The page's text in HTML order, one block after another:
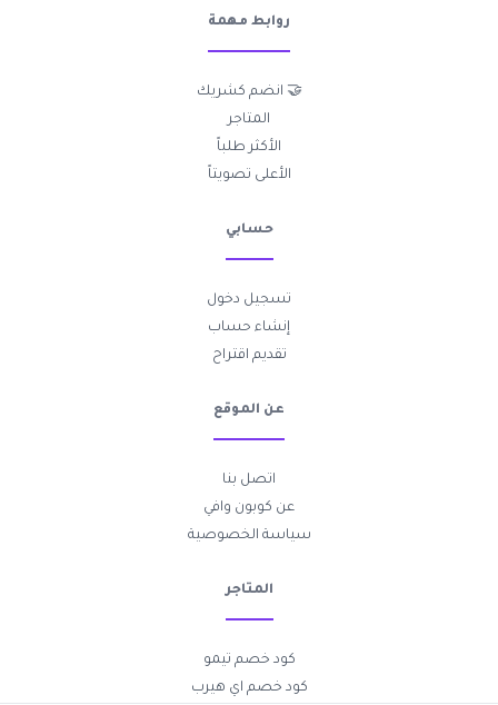
روابط مهمة
🤝 انضم كشريك
المتاجر
الأكثر طلباً
الأعلى تصويتاً
حسابي
تسجيل دخول
إنشاء حساب
تقديم اقتراح
عن الموقع
اتصل بنا
عن كوبون وافي
سياسة الخصوصية
المتاجر
كود خصم تيمو
كود خصم اي هيرب